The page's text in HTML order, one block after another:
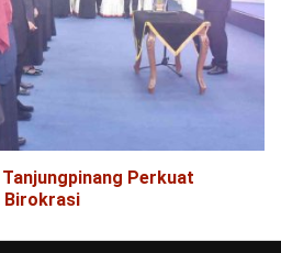
Perkuat
Birokrasi